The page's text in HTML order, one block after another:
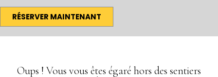
RÉSERVER MAINTENANT
Oups ! Vous vous êtes égaré hors des sentiers